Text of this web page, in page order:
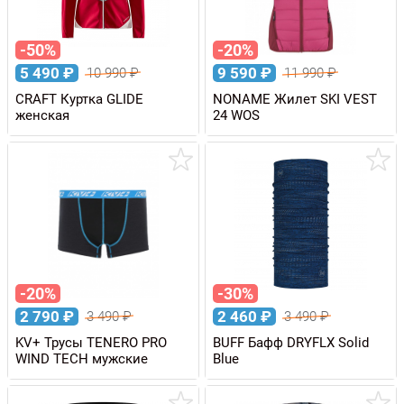
-50%
5 490 ₽ 10 990₽
CRAFT Куртка GLIDE
женская
-20%
9 590 ₽ 11 990₽
NONAME Жилет SKI VEST
24 WOS
-20%
2 790 ₽ 3 490₽
KV+ Трусы TENERO PRO
WIND TECH мужские
-30%
2 460 ₽ 3 490₽
BUFF Бафф DRYFLX Solid
Blue